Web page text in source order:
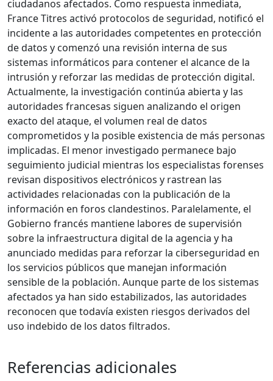
ciudadanos afectados. Como respuesta inmediata,
France Titres activó protocolos de seguridad, notificó el
incidente a las autoridades competentes en protección
de datos y comenzó una revisión interna de sus
sistemas informáticos para contener el alcance de la
intrusión y reforzar las medidas de protección digital.
Actualmente, la investigación continúa abierta y las
autoridades francesas siguen analizando el origen
exacto del ataque, el volumen real de datos
comprometidos y la posible existencia de más personas
implicadas. El menor investigado permanece bajo
seguimiento judicial mientras los especialistas forenses
revisan dispositivos electrónicos y rastrean las
actividades relacionadas con la publicación de la
información en foros clandestinos. Paralelamente, el
Gobierno francés mantiene labores de supervisión
sobre la infraestructura digital de la agencia y ha
anunciado medidas para reforzar la ciberseguridad en
los servicios públicos que manejan información
sensible de la población. Aunque parte de los sistemas
afectados ya han sido estabilizados, las autoridades
reconocen que todavía existen riesgos derivados del
uso indebido de los datos filtrados.
Referencias adicionales